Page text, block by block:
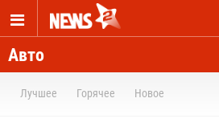
Авто
Лучшее Горячее Новое